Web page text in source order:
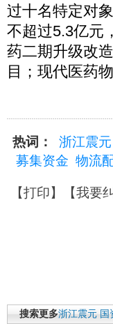
过十名特定对
不超过5.3亿元
药二期升级改
目；现代医药
热词： 浙江震元
募集资金 物流
【打印】【我要
搜索更多浙江震元 国